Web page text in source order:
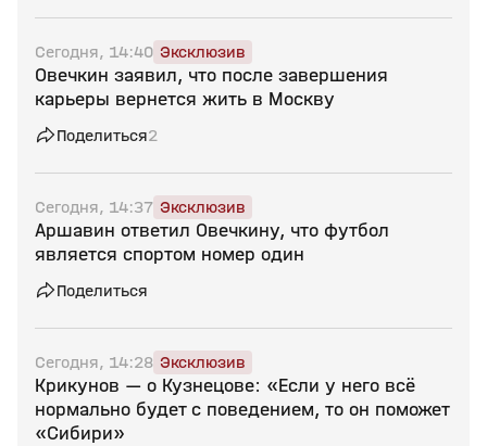
Сегодня, 14:40 Эксклюзив
Овечкин заявил, что после завершения
карьеры вернется жить в Москву
Поделиться2
Сегодня, 14:37 Эксклюзив
Аршавин ответил Овечкину, что футбол
является спортом номер один
Поделиться
Сегодня, 14:28 Эксклюзив
Крикунов — о Кузнецове: «Если у него всё
нормально будет с поведением, то он поможет
«Сибири»